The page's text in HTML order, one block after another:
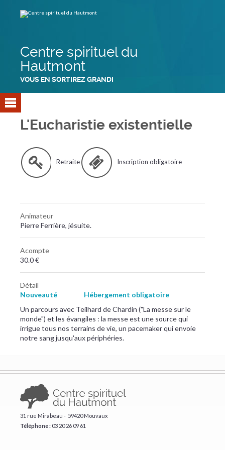
contenu.
Centre spirituel du
Hautmont
VOUS EN SORTIREZ GRANDI
L'Eucharistie existentielle
Retraite Inscription obligatoire
Animateur
Pierre Ferrière, jésuite.
Acompte
30.0 €
Détail
Nouveauté
Hébergement obligatoire
Un parcours avec Teilhard de Chardin ("La messe sur le
monde") et les évangiles : la messe est une source qui
irrigue tous nos terrains de vie, un pacemaker qui envoie
notre sang jusqu'aux périphéries.
31 rue Mirabeau - 59420 Mouvaux
Téléphone : ​03 20 26 09 61